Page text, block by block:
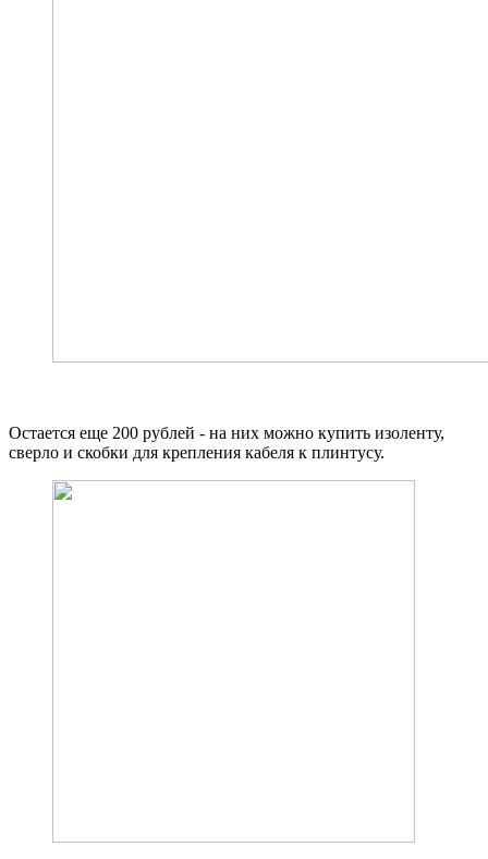
Остается еще 200 рублей - на них можно купить изоленту,
сверло и скобки для крепления кабеля к плинтусу.